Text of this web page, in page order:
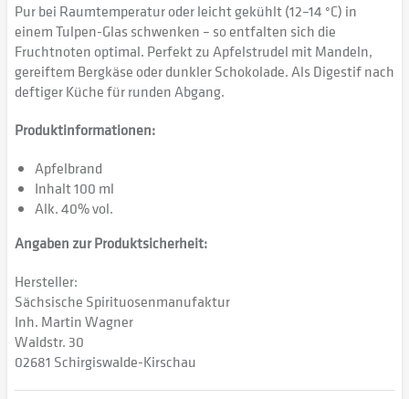
Pur bei Raumtemperatur oder leicht gekühlt (12–14 °C) in
einem Tulpen-Glas schwenken – so entfalten sich die
Fruchtnoten optimal. Perfekt zu Apfelstrudel mit Mandeln,
gereiftem Bergkäse oder dunkler Schokolade. Als Digestif nach
deftiger Küche für runden Abgang.
Produktinformationen:
Apfelbrand
Inhalt 100 ml
Alk. 40% vol.
Angaben zur Produktsicherheit:
Hersteller:
Sächsische Spirituosenmanufaktur
Inh. Martin Wagner
Waldstr. 30
02681 Schirgiswalde-Kirschau